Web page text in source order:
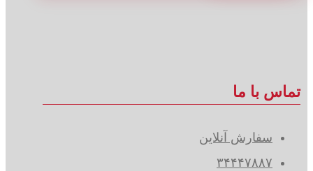
تماس با ما
سفارش آنلاین
۳۴۴۴۷۸۸۷